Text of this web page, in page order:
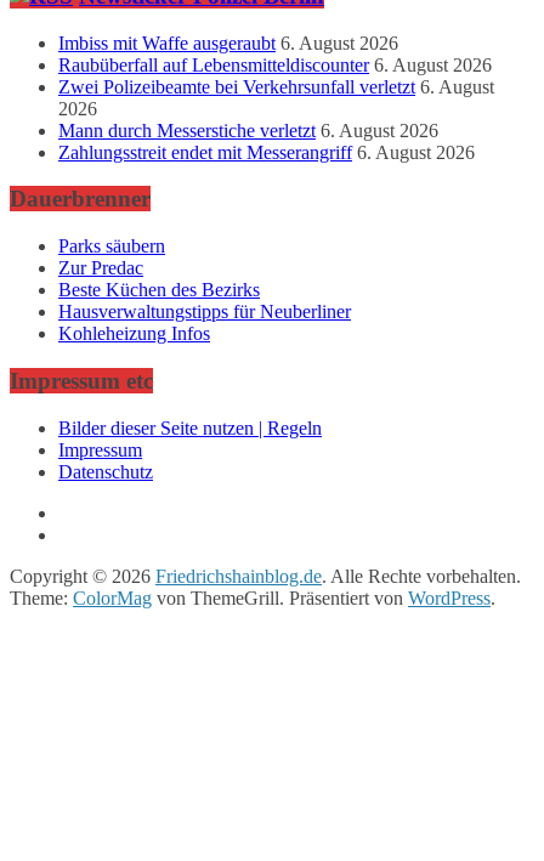
Imbiss mit Waffe ausgeraubt 6. August 2026
Raubüberfall auf Lebensmitteldiscounter 6. August 2026
Zwei Polizeibeamte bei Verkehrsunfall verletzt 6. August
2026
Mann durch Messerstiche verletzt 6. August 2026
Zahlungsstreit endet mit Messerangriff 6. August 2026
Dauerbrenner
Parks säubern
Zur Predac
Beste Küchen des Bezirks
Hausverwaltungstipps für Neuberliner
Kohleheizung Infos
Impressum etc
Bilder dieser Seite nutzen | Regeln
Impressum
Datenschutz
Copyright © 2026 Friedrichshainblog.de. Alle Rechte vorbehalten.
Theme: ColorMag von ThemeGrill. Präsentiert von WordPress.